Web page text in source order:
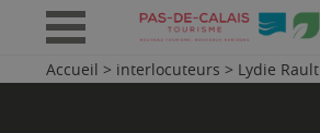
Accueil > interlocuteurs > Lydie Rault